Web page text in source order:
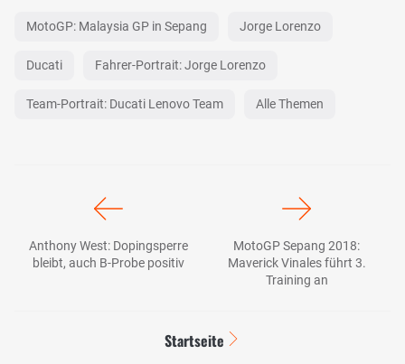
MotoGP: Malaysia GP in Sepang Jorge Lorenzo
Ducati Fahrer-Portrait: Jorge Lorenzo
Team-Portrait: Ducati Lenovo Team Alle Themen
Anthony West: Dopingsperre
bleibt, auch B-Probe positiv
MotoGP Sepang 2018:
Maverick Vinales führt 3.
Training an
Startseite